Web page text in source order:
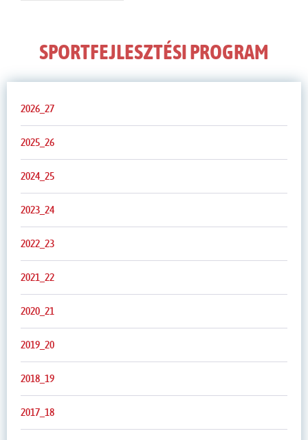
SPORTFEJLESZTÉSI PROGRAM
2026_27
2025_26
2024_25
2023_24
2022_23
2021_22
2020_21
2019_20
2018_19
2017_18